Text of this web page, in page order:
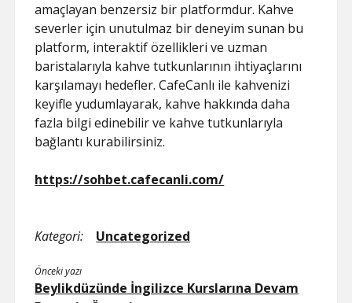
amaçlayan benzersiz bir platformdur. Kahve
severler için unutulmaz bir deneyim sunan bu
platform, interaktif özellikleri ve uzman
baristalarıyla kahve tutkunlarının ihtiyaçlarını
karşılamayı hedefler. CafeCanlı ile kahvenizi
keyifle yudumlayarak, kahve hakkında daha
fazla bilgi edinebilir ve kahve tutkunlarıyla
bağlantı kurabilirsiniz.
https://sohbet.cafecanli.com/
Kategori: Uncategorized
Önceki yazı
Beylikdüzünde İngilizce Kurslarına Devam